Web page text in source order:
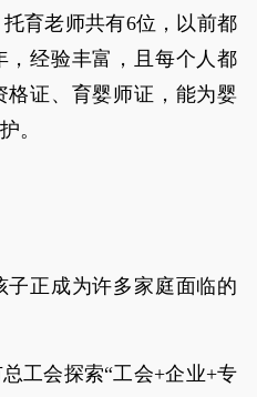
育老师共有6位，以前都
，经验丰富，且每个人都
证、育婴师证，能为婴
。
正成为许多家庭面临的
工会探索“工会+企业+专